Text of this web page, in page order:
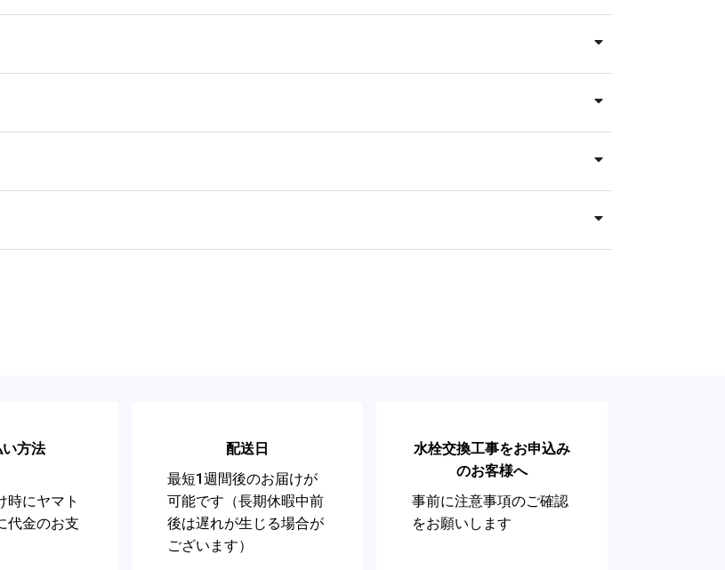
方法
時にヤマト
代金のお支
配送日
最短1週間後のお届けが
可能です（長期休暇中前
後は遅れが生じる場合が
ございます）
水栓交換工事をお申込み
のお客様へ
事前に注意事項のご確認
をお願いします